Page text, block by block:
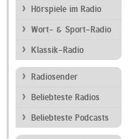
Hörspiele im Radio
Wort- & Sport-Radio
Klassik-Radio
Radiosender
Beliebteste Radios
Beliebteste Podcasts